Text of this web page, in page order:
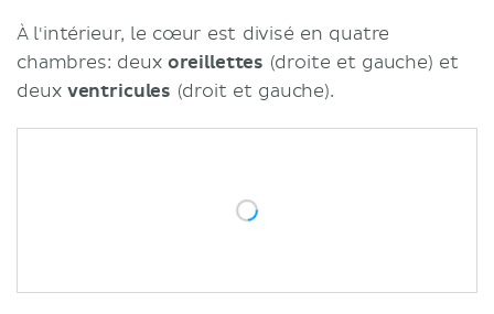
À l'intérieur, le cœur est divisé en quatre
chambres: deux oreillettes (droite et gauche) et
deux ventricules (droit et gauche).